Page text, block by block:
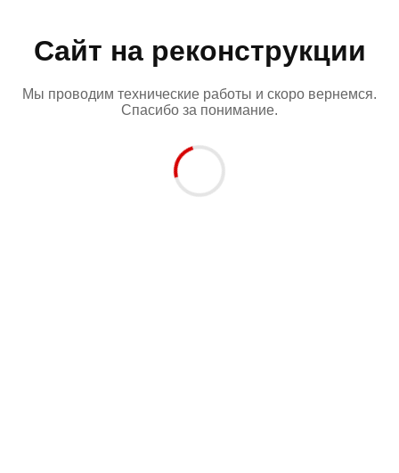
Сайт на реконструкции
Мы проводим технические работы и скоро вернемся.
Спасибо за понимание.